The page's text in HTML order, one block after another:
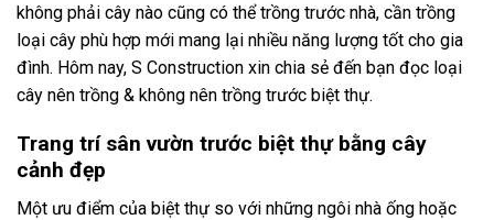
không phải cây nào cũng có thể trồng trước nhà, cần trồng
loại cây phù hợp mới mang lại nhiều năng lượng tốt cho gia
đình. Hôm nay, S Construction xin chia sẻ đến bạn đọc loại
cây nên trồng & không nên trồng trước biệt thự.
Trang trí sân vườn trước biệt thự bằng cây
cảnh đẹp
Một ưu điểm của biệt thự so với những ngôi nhà ống hoặc